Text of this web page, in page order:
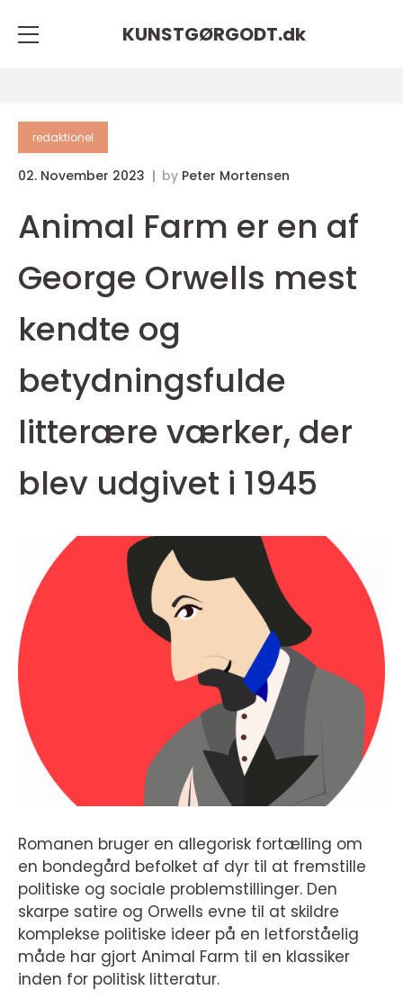
KUNSTGØRGODT.dk
redaktionel
02. November 2023 by Peter Mortensen
Animal Farm er en af
George Orwells mest
kendte og
betydningsfulde
litterære værker, der
blev udgivet i 1945
Romanen bruger en allegorisk fortælling om
en bondegård befolket af dyr til at fremstille
politiske og sociale problemstillinger. Den
skarpe satire og Orwells evne til at skildre
komplekse politiske ideer på en letforståelig
måde har gjort Animal Farm til en klassiker
inden for politisk litteratur.